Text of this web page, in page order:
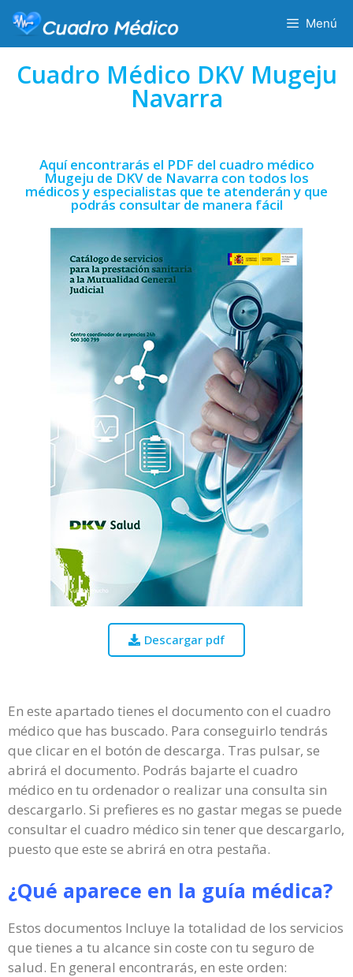
Menú
Cuadro Médico DKV Mugeju
Navarra
Aquí encontrarás el PDF del cuadro médico
Mugeju de DKV de Navarra con todos los
médicos y especialistas que te atenderán y que
podrás consultar de manera fácil
Descargar pdf
En este apartado tienes el documento con el cuadro
médico que has buscado. Para conseguirlo tendrás
que clicar en el botón de descarga. Tras pulsar, se
abrirá el documento. Podrás bajarte el cuadro
médico en tu ordenador o realizar una consulta sin
descargarlo. Si prefieres es no gastar megas se puede
consultar el cuadro médico sin tener que descargarlo,
puesto que este se abrirá en otra pestaña.
¿Qué aparece en la guía médica?
Estos documentos Incluye la totalidad de los servicios
que tienes a tu alcance sin coste con tu seguro de
salud. En general encontrarás, en este orden: